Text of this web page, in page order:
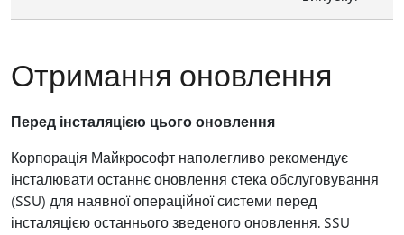
Отримання оновлення
Перед інсталяцією цього оновлення
Корпорація Майкрософт наполегливо рекомендує
інсталювати останнє оновлення стека обслуговування
(SSU) для наявної операційної системи перед
інсталяцією останнього зведеного оновлення. SSU